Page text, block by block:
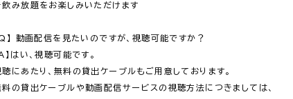
飲み放題をお楽しみいただけます
Q】 動画配信を見たいのですが、視聴可能ですか？
A】はい、視聴可能です。
聴にあたり、無料の貸出ケーブルもご用意しております。
料の貸出ケーブルや動画配信サービスの視聴方法につきましては、